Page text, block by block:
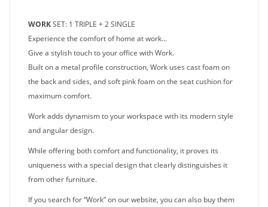
WORKSET: 1 TRIPLE + 2 SINGLE
Experience the comfort of home at work...
Give a stylish touch to your office with Work.
Built on a metal profile construction, Work uses cast foam on
the back and sides, and soft pink foam on the seat cushion for
maximum comfort.
Work adds dynamism to your workspace with its modern style
and angular design.
While offering both comfort and functionality, it proves its
uniqueness with a special design that clearly distinguishes it
from other furniture.
If you search for “Work” on our website, you can also buy them